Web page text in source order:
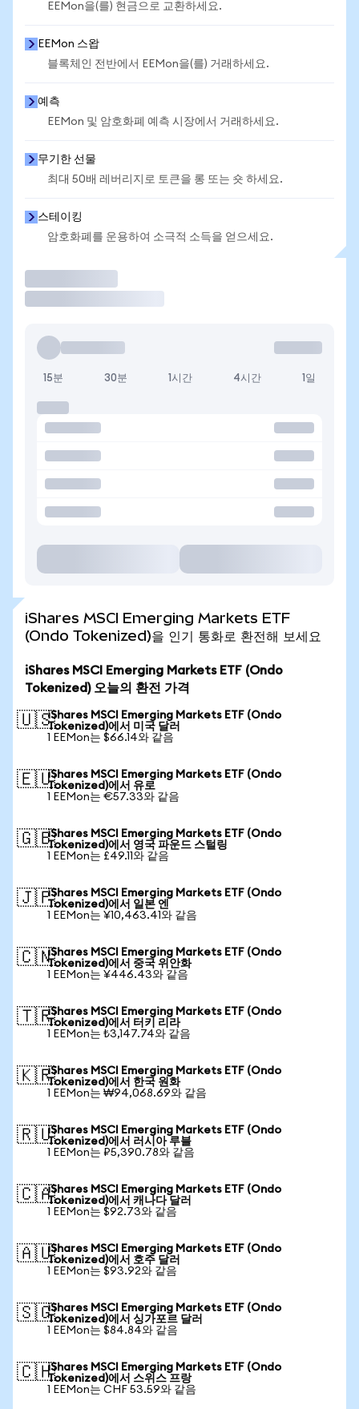
EEMon을(를) 현금으로 교환하세요.
EEMon 스왑
블록체인 전반에서 EEMon을(를) 거래하세요.
예측
EEMon 및 암호화폐 예측 시장에서 거래하세요.
무기한 선물
최대 50배 레버리지로 토큰을 롱 또는 숏 하세요.
스테이킹
암호화폐를 운용하여 소극적 소득을 얻으세요.
15분 30분 1시간 4시간 1일
iShares MSCI Emerging Markets ETF
(Ondo Tokenized)을 인기 통화로 환전해 보세요
iShares MSCI Emerging Markets ETF (Ondo
Tokenized) 오늘의 환전 가격
🇺🇸iShares MSCI Emerging Markets ETF (Ondo
Tokenized)에서 미국 달러
1 EEMon는 $66.14와 같음
🇪🇺iShares MSCI Emerging Markets ETF (Ondo
Tokenized)에서 유로
1 EEMon는 €57.33와 같음
🇬🇧iShares MSCI Emerging Markets ETF (Ondo
Tokenized)에서 영국 파운드 스털링
1 EEMon는 £49.11와 같음
🇯🇵iShares MSCI Emerging Markets ETF (Ondo
Tokenized)에서 일본 엔
1 EEMon는 ¥10,463.41와 같음
🇨🇳iShares MSCI Emerging Markets ETF (Ondo
Tokenized)에서 중국 위안화
1 EEMon는 ¥446.43와 같음
🇹🇷iShares MSCI Emerging Markets ETF (Ondo
Tokenized)에서 터키 리라
1 EEMon는 ₺3,147.74와 같음
🇰🇷iShares MSCI Emerging Markets ETF (Ondo
Tokenized)에서 한국 원화
1 EEMon는 ₩94,068.69와 같음
🇷🇺iShares MSCI Emerging Markets ETF (Ondo
Tokenized)에서 러시아 루블
1 EEMon는 ₽5,390.78와 같음
🇨🇦iShares MSCI Emerging Markets ETF (Ondo
Tokenized)에서 캐나다 달러
1 EEMon는 $92.73와 같음
🇦🇺iShares MSCI Emerging Markets ETF (Ondo
Tokenized)에서 호주 달러
1 EEMon는 $93.92와 같음
🇸🇬iShares MSCI Emerging Markets ETF (Ondo
Tokenized)에서 싱가포르 달러
1 EEMon는 $84.84와 같음
🇨🇭iShares MSCI Emerging Markets ETF (Ondo
Tokenized)에서 스위스 프랑
1 EEMon는 CHF 53.59와 같음